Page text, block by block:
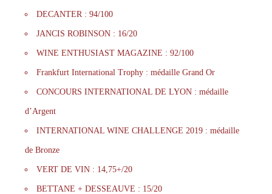
DECANTER : 94/100
JANCIS ROBINSON : 16/20
WINE ENTHUSIAST MAGAZINE : 92/100
Frankfurt International Trophy : médaille Grand Or
CONCOURS INTERNATIONAL DE LYON : médaille
d’Argent
INTERNATIONAL WINE CHALLENGE 2019 : médaille
de Bronze
VERT DE VIN : 14,75+/20
BETTANE + DESSEAUVE : 15/20